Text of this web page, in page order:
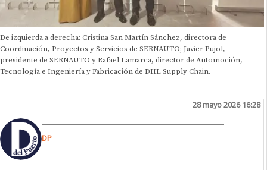
De izquierda a derecha: Cristina San Martín Sánchez, directora de
Coordinación, Proyectos y Servicios de SERNAUTO; Javier Pujol,
presidente de SERNAUTO y Rafael Lamarca, director de Automoción,
Tecnología e Ingeniería y Fabricación de DHL Supply Chain.
28 mayo 2026 16:28
DP